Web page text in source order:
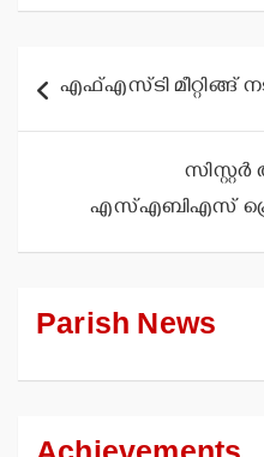
navigation
എഫ്എസ്ടി മീറ്റിങ്ങ്
എസ്എബിഎസ്
Parish News